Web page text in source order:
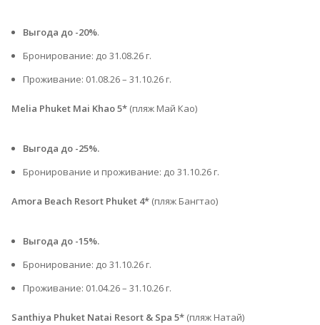
Выгода до -20%.
Бронирование: до 31.08.26 г.
Проживание: 01.08.26 – 31.10.26 г.⁠
Melia Phuket Mai Khao 5* (пляж Май Као)
Выгода до -25%.
Бронирование и проживание: до 31.10.26 г.
Amora Beach Resort Phuket 4* (пляж Бангтао)
Выгода до -15%.
Бронирование: до 31.10.26 г.
Проживание: 01.04.26 – 31.10.26 г.
Santhiya Phuket Natai Resort & Spa 5* (пляж Натай)